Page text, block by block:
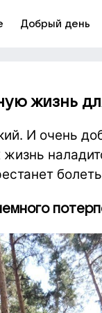
Добрый день
жизнь
И очень
жизнь